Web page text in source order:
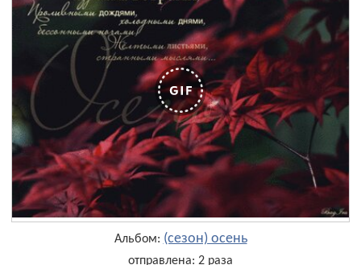
Альбом: (сезон) осень
отправлена: 2 раза